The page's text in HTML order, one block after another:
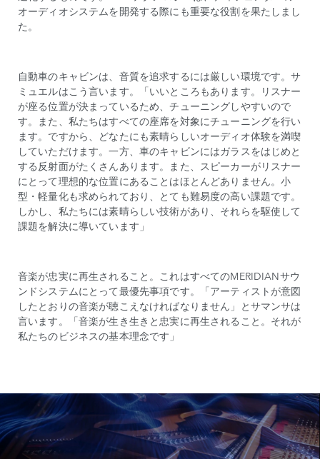
オーディオシステムを開発する際にも重要な役割を果たしまし
た。
自動車のキャビンは、音質を追求するには厳しい環境です。サ
ミュエルはこう言います。「いいところもあります。リスナー
が座る位置が決まっているため、チューニングしやすいので
す。また、私たちはすべての座席を対象にチューニングを行い
ます。ですから、どなたにも素晴らしいオーディオ体験を満喫
していただけます。一方、車のキャビンにはガラスをはじめと
する反射面がたくさんあります。また、スピーカーがリスナー
にとって理想的な位置にあることはほとんどありません。小
型・軽量化も求められており、とても難易度の高い課題です。
しかし、私たちには素晴らしい技術があり、それらを駆使して
課題を解決に導いています」
音楽が忠実に再生されること。これはすべてのMERIDIANサウ
ンドシステムにとって最優先事項です。「アーティストが意図
したとおりの音楽が聴こえなければなりません」とサマンサは
言います。「音楽が生き生きと忠実に再生されること。それが
私たちのビジネスの基本理念です」